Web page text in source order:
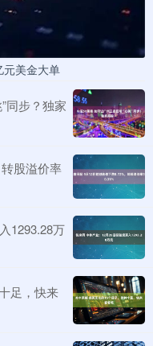
元美金大单
同步？独家
股溢价率
1293.28万
足，快来